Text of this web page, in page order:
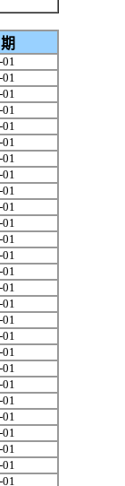
01
01
01
01
01
01
01
01
01
01
01
01
01
01
01
01
01
01
01
01
01
01
01
01
01
01
01